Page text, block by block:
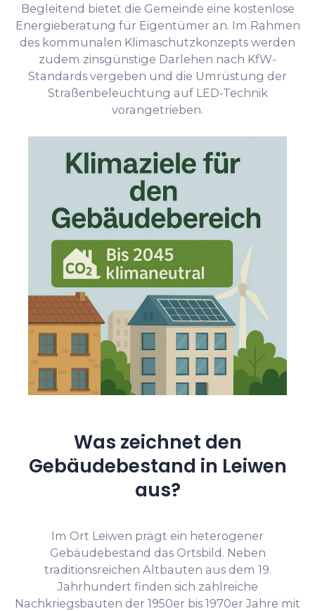
Begleitend bietet die Gemeinde eine kostenlose
Energieberatung für Eigentümer an. Im Rahmen
des kommunalen Klimaschutzkonzepts werden
zudem zinsgünstige Darlehen nach KfW-
Standards vergeben und die Umrüstung der
Straßenbeleuchtung auf LED-Technik
vorangetrieben.
Was zeichnet den
Gebäudebestand in Leiwen
aus?
Im Ort Leiwen prägt ein heterogener
Gebäudebestand das Ortsbild. Neben
traditionsreichen Altbauten aus dem 19.
Jahrhundert finden sich zahlreiche
Nachkriegsbauten der 1950er bis 1970er Jahre mit